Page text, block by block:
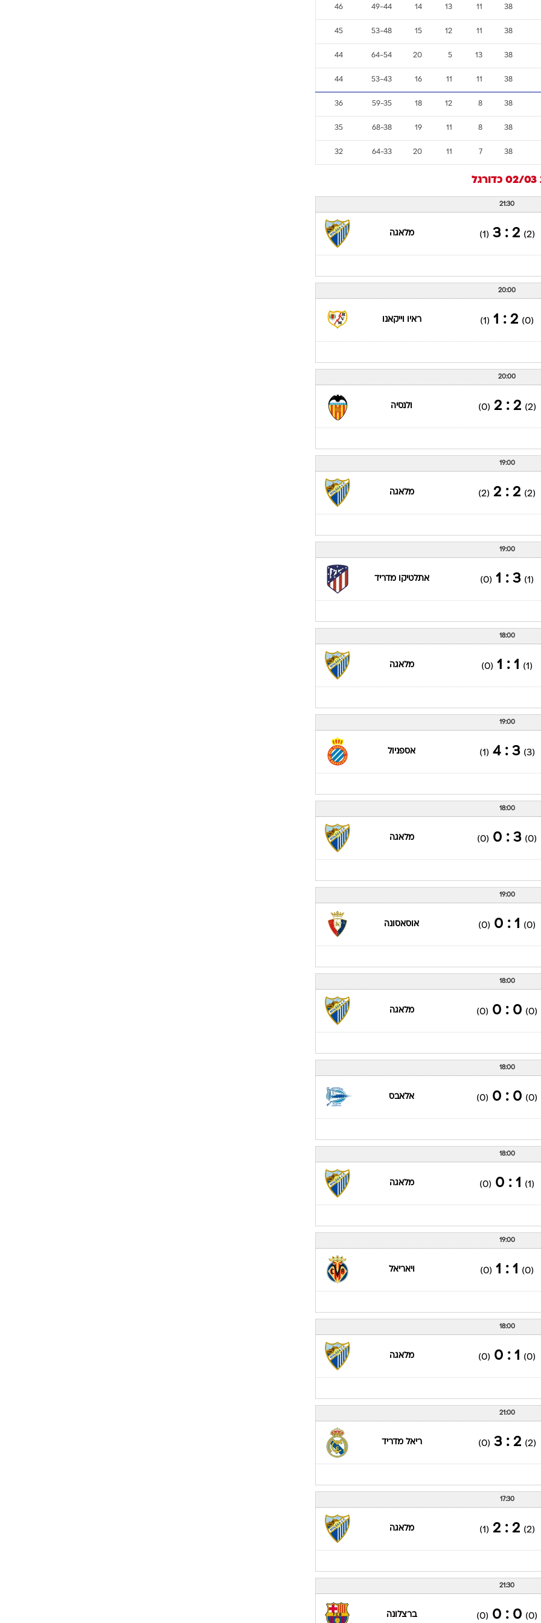
38
11
13
14
49-44
46
38
11
12
15
53-48
45
38
13
5
20
64-54
44
38
11
11
16
53-43
44
38
8
12
18
59-35
36
38
8
11
19
68-38
35
38
7
11
20
64-33
32
כדורגל
21:30
(2)
2 : 3
(1) מלאגה
20:00
(0)
2 : 1
(1) ראיו וייקאנו
20:00
(2)
2 : 2
(0) ולנסיה
19:00
(2)
2 : 2
(2) מלאגה
19:00
(1)
3 : 1
(0) אתלטיקו מדריד
18:00
(1)
1 : 1
(0) מלאגה
19:00
(3)
3 : 4
(1) אספניול
18:00
(0)
3 : 0
(0) מלאגה
19:00
(0)
1 : 0
(0) אוסאסונה
18:00
(0)
0 : 0
(0) מלאגה
18:00
(0)
0 : 0
(0) אלאבס
18:00
(1)
1 : 0
(0) מלאגה
19:00
(0)
1 : 1
(0) ויאריאל
18:00
(0)
1 : 0
(0) מלאגה
21:00
(2)
2 : 3
(0) ריאל מדריד
17:30
(2)
2 : 2
(1) מלאגה
21:30
(0)
0 : 0
(0) ברצלונה